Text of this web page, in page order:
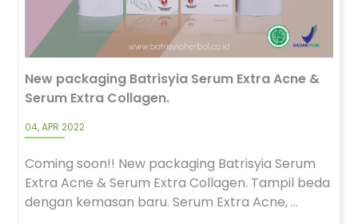
New packaging Batrisyia Serum Extra Acne &
Serum Extra Collagen.
04, APR 2022
Coming soon!! New packaging Batrisyia Serum
Extra Acne & Serum Extra Collagen. Tampil beda
dengan kemasan baru. Serum Extra Acne, ...